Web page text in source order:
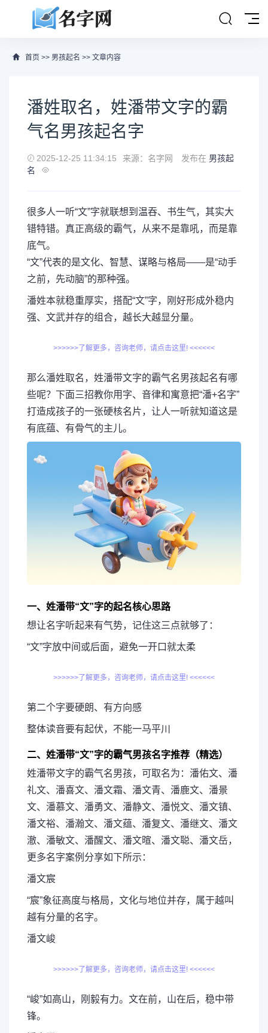
首页 >> 男孩起名 >> 文章内容
潘姓取名，姓潘带文字的霸
气名男孩起名字
2025-12-25 11:34:15 来源：名字网 发布在 男孩起
名
很多人一听“文”字就联想到温吞、书生气，其实大
错特错。真正高级的霸气，从来不是靠吼，而是靠
底气。
“文”代表的是文化、智慧、谋略与格局——是“动手
之前，先动脑”的那种强。
潘姓本就稳重厚实，搭配“文”字，刚好形成外稳内
强、文武并存的组合，越长大越显分量。
>>>>>>了解更多，咨询老师，请点击这里! <<<<<<
那么潘姓取名，姓潘带文字的霸气名男孩起名有哪
些呢？下面三招教你用字、音律和寓意把“潘+名字”
打造成孩子的一张硬核名片，让人一听就知道这是
有底蕴、有骨气的主儿。
一、姓潘带“文”字的起名核心思路
想让名字听起来有气势，记住这三点就够了：
“文”字放中间或后面，避免一开口就太柔
>>>>>>了解更多，咨询老师，请点击这里! <<<<<<
第二个字要硬朗、有方向感
整体读音要有起伏，不能一马平川
二、姓潘带“文”字的霸气男孩名字推荐（精选）
姓潘带文字的霸气名男孩，可取名为：潘佑文、潘
礼文、潘喜文、潘文霜、潘文青、潘鹿文、潘景
文、潘慕文、潘勇文、潘静文、潘悦文、潘文镇、
潘文裕、潘瀚文、潘文蕴、潘复文、潘继文、潘文
澈、潘敏文、潘醒文、潘文暄、潘文聪、潘文岳，
更多名字案例分享如下所示：
潘文宸
“宸”象征高度与格局，文化与地位并存，属于越叫
越有分量的名字。
潘文峻
>>>>>>了解更多，咨询老师，请点击这里! <<<<<<
“峻”如高山，刚毅有力。文在前，山在后，稳中带
锋。